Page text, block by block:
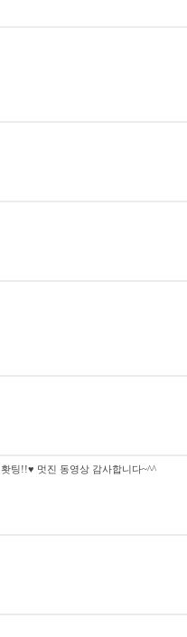
팅!!♥ 멋진 동영상 감사합니다~^^